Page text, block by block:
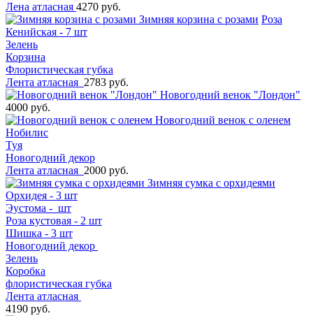
Лена атласная 4270 руб.
Зимняя корзина с розами Роза
Кенийская - 7 шт
Зелень
Корзина
Флористическая губка
Лента атласная 2783 руб.
Новогодний венок "Лондон"
4000 руб.
Новогодний венок с оленем
Нобилис
Туя
Новогодний декор
Лента атласная 2000 руб.
Зимняя сумка с орхидеями
Орхидея - 3 шт
Эустома - шт
Роза кустовая - 2 шт
Шишка - 3 шт
Новогодний декор
Зелень
Коробка
флористическая губка
Лента атласная
4190 руб.